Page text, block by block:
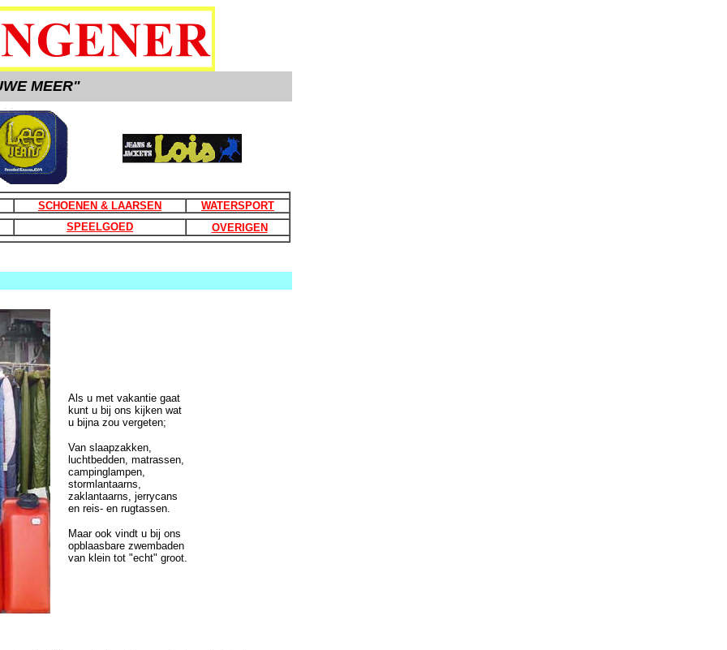
Als u met vakantie gaat
kunt u bij ons kijken wat
u bijna zou vergeten;
Van slaapzakken,
luchtbedden, matrassen,
campinglampen,
stormlantaarns,
zaklantaarns, jerrycans
en reis- en rugtassen.
Maar ook vindt u bij ons
opblaasbare zwembaden
van klein tot "echt" groot.
MEER"
SCHOENEN & LAARSEN
WATERSPORT
SPEELGOED
OVERIGEN